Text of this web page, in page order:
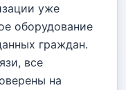
уже
оборудование
граждан.
все
на